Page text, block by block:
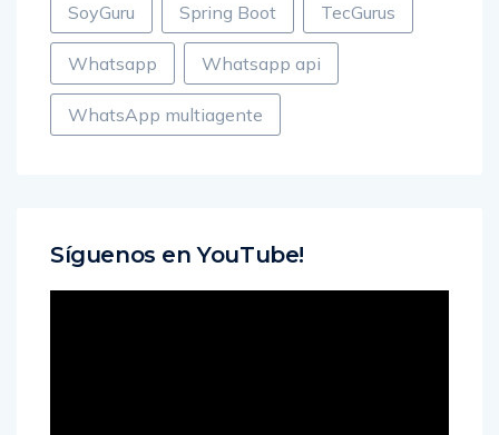
SoyGuru Spring Boot TecGurus
Whatsapp Whatsapp api
WhatsApp multiagente
Síguenos en YouTube!